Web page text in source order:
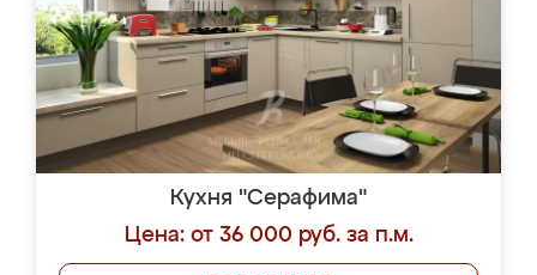
Кухня "Серафима"
Цена: от 36 000 руб. за п.м.